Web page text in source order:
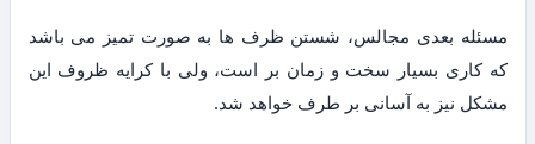
مسئله بعدی مجالس، شستن ظرف ها به صورت تمیز می باشد
که کاری بسیار سخت و زمان بر است، ولی با کرایه ظروف این
مشکل نیز به آسانی بر طرف خواهد شد.